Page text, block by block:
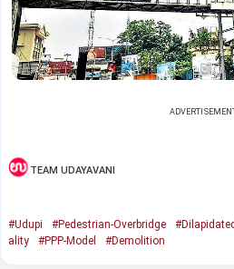
TEAM UDAYAVANI
#Udupi #Pedestrian-Overbridge #Dilapidated
ality
#PPP-Model #Demolition